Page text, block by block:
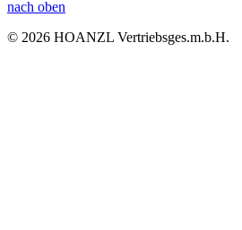
nach oben
© 2026 HOANZL Vertriebsges.m.b.H.